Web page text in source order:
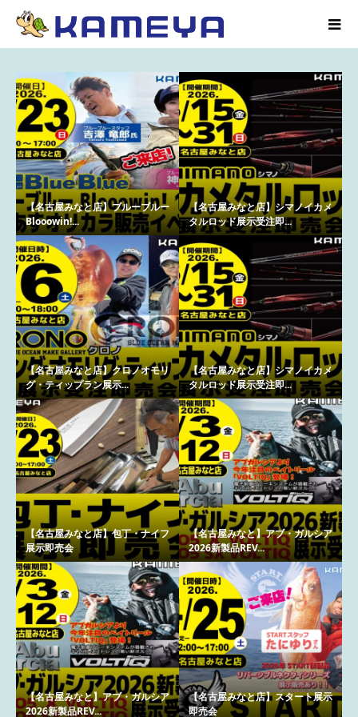
【名古屋みなと店】ブルーブルー
Blooowin!...
【名古屋みなと店】シマノイカメ
タルロッド展示受注即...
【名古屋みなと店】クロノオモリ
グ・ティップラン展示...
【名古屋みなと店】シマノイカメ
タルロッド展示受注即...
【名古屋みなと店】包丁・ナイフ
展示即売会
【名古屋みなと】アブ・ガルシア
2026新製品REV...
【名古屋みなと】アブ・ガルシア
2026新製品REV...
【名古屋みなと店】スタート展示
即売会